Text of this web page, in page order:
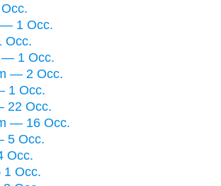
— 1 Occ.
Occ.
— 1 Occ.
— 2 Occ.
1 Occ.
22 Occ.
— 16 Occ.
5 Occ.
Occ.
1 Occ.